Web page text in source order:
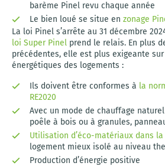
barème Pinel revu chaque année
Le bien loué se situe en zonage
La loi Pinel s’arrête au 31 décembre
loi Super Pinel prend le relais. En plus
précédentes, elle est plus exigeante
énergétiques des logements :
Ils doivent être conformes à la
RE2020
Avec un mode de chauffage
poêle à bois ou à granules,
Utilisation d’éco-matériaux dans
logement mieux isolé au niveau
Production d’énergie positive